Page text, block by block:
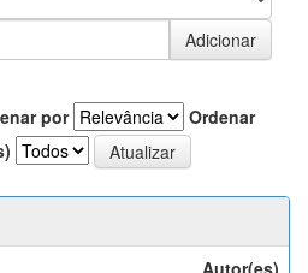
por
Ordenar
Autor(es)